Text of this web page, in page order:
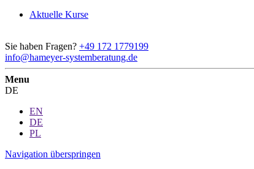
Aktuelle Kurse
Sie haben Fragen? +49 172 1779199
info@hameyer-systemberatung.de
Menu
DE
EN
DE
PL
Navigation überspringen